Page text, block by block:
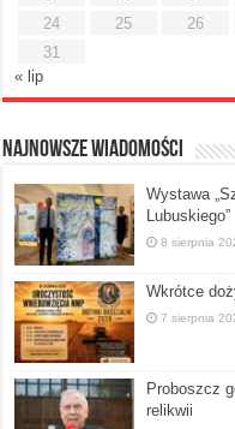
24
25 26
31
« lip
Najnowsze Wiadomości
Wystawa
Lubuskiego”
8 sierpnia
Wkrótce
7 sierpnia
Proboszcz
relikwii